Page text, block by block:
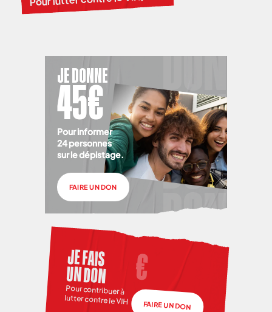
JE DONNE
45€
Pour informer
24 personnes
sur le dépistage.
FAIRE UN DON
JE FAIS
UN DON
Pour contribuer à
lutter contre le VIH FAIRE UN DON